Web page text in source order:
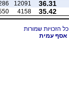
36.31
12091
35.42
4158
אסף עמית